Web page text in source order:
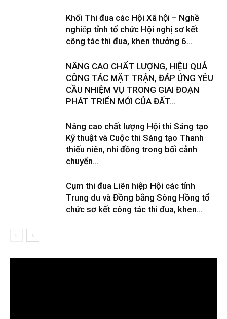
Khối Thi đua các Hội Xã hội – Nghề
nghiệp tỉnh tổ chức Hội nghị sơ kết
công tác thi đua, khen thưởng 6...
NÂNG CAO CHẤT LƯỢNG, HIỆU QUẢ
CÔNG TÁC MẶT TRẬN, ĐÁP ỨNG YÊU
CẦU NHIỆM VỤ TRONG GIAI ĐOẠN
PHÁT TRIỂN MỚI CỦA ĐẤT...
Nâng cao chất lượng Hội thi Sáng tạo
Kỹ thuật và Cuộc thi Sáng tạo Thanh
thiếu niên, nhi đồng trong bối cảnh
chuyển...
Cụm thi đua Liên hiệp Hội các tỉnh
Trung du và Đồng bằng Sông Hồng tổ
chức sơ kết công tác thi đua, khen...